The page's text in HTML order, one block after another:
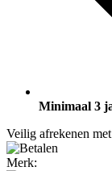
Minimaal 3
Veilig afrekenen
Merk: